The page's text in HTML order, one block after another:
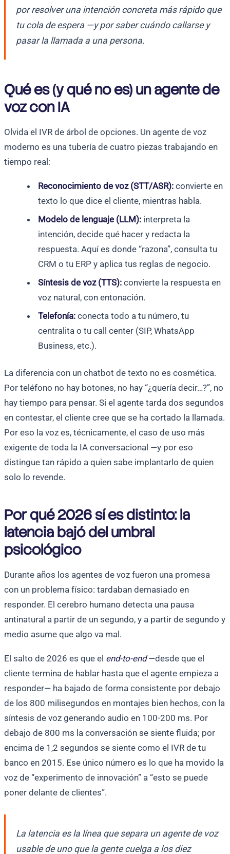
por resolver una intención concreta más rápido que
tu cola de espera —y por saber cuándo callarse y
pasar la llamada a una persona.
Qué es (y qué no es) un agente de
voz con IA
Olvida el IVR de árbol de opciones. Un agente de voz
moderno es una tubería de cuatro piezas trabajando en
tiempo real:
Reconocimiento de voz (STT/ASR): convierte en
texto lo que dice el cliente, mientras habla.
Modelo de lenguaje (LLM): interpreta la
intención, decide qué hacer y redacta la
respuesta. Aquí es donde “razona”, consulta tu
CRM o tu ERP y aplica tus reglas de negocio.
Síntesis de voz (TTS): convierte la respuesta en
voz natural, con entonación.
Telefonía: conecta todo a tu número, tu
centralita o tu call center (SIP, WhatsApp
Business, etc.).
La diferencia con un chatbot de texto no es cosmética.
Por teléfono no hay botones, no hay “¿quería decir…?”, no
hay tiempo para pensar. Si el agente tarda dos segundos
en contestar, el cliente cree que se ha cortado la llamada.
Por eso la voz es, técnicamente, el caso de uso más
exigente de toda la IA conversacional —y por eso
distingue tan rápido a quien sabe implantarlo de quien
solo lo revende.
Por qué 2026 sí es distinto: la
latencia bajó del umbral
psicológico
Durante años los agentes de voz fueron una promesa
con un problema físico: tardaban demasiado en
responder. El cerebro humano detecta una pausa
antinatural a partir de un segundo, y a partir de segundo y
medio asume que algo va mal.
El salto de 2026 es que el end-to-end—desde que el
cliente termina de hablar hasta que el agente empieza a
responder— ha bajado de forma consistente por debajo
de los 800 milisegundos en montajes bien hechos, con la
síntesis de voz generando audio en 100-200 ms. Por
debajo de 800 ms la conversación se siente fluida; por
encima de 1,2 segundos se siente como el IVR de tu
banco en 2015. Ese único número es lo que ha movido la
voz de “experimento de innovación” a “esto se puede
poner delante de clientes”.
La latencia es la línea que separa un agente de voz
usable de uno que la gente cuelga a los diez